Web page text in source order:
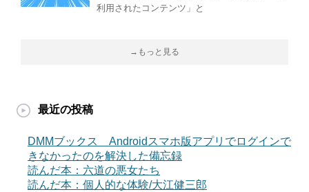
利用されたコンテンツ」と
→もっと見る
最近の投稿
DMMブックス Androidスマホ版アプリでログインで
きなかったのを解決した備忘録
読んだ本：六道の悪女たち
読んだ本：個人的な体験/大江健三郎